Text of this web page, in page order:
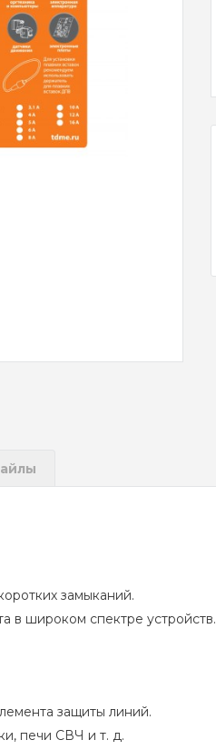
замыканий.
в широком спектре устройств.
защиты линий.
печи СВЧ и т. д.